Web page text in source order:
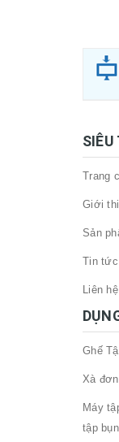
Trang
Giới
Sản
Tin tức
Liên hệ
Ghế
Xà
Máy
tập